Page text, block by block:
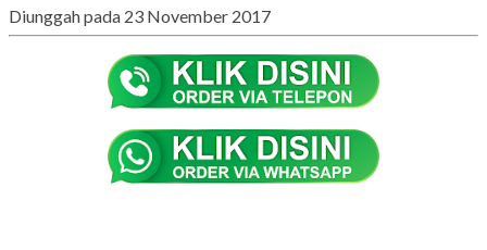
Diunggah pada 23 November 2017